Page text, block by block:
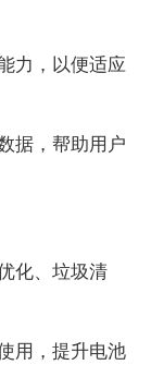
力，以便适应
据，帮助用户
化、垃圾清
用，提升电池